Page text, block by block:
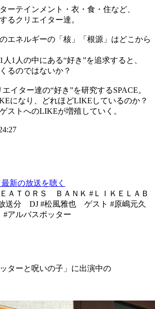
ーテインメント・衣・食・住など、
るクリエイター達。
エネルギーの「核」「根源」はどこから
1人の中にある“好き”を追求すると、
るのではないか？
イター達の“好き”を研究するSPACE。
になり、どれほどLIKEしているのか？
ストへのLIKEが増殖していく。
最新の放送を聴く
ＡＴＯＲＳ ＢＡＮＫ #ＬＩＫＥＬＡＢ
放送分 DJ #松風雅也 ゲスト #原嶋元久
アルバスポッター
ターと呪いの子」に出演中の